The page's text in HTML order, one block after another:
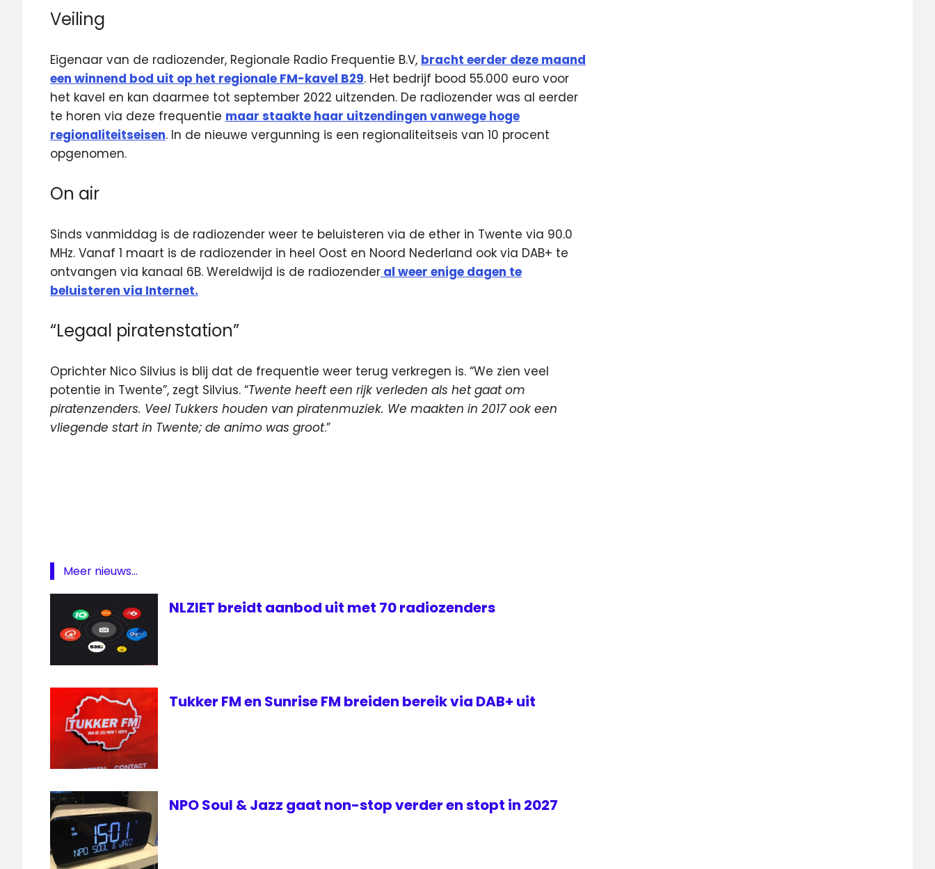
Veiling
Eigenaar van de radiozender, Regionale Radio Frequentie B.V, bracht eerder deze maand
een winnend bod uit op het regionale FM-kavel B29. Het bedrijf bood 55.000 euro voor
het kavel en kan daarmee tot september 2022 uitzenden. De radiozender was al eerder
te horen via deze frequentie maar staakte haar uitzendingen vanwege hoge
regionaliteitseisen. In de nieuwe vergunning is een regionaliteitseis van 10 procent
opgenomen.
On air
Sinds vanmiddag is de radiozender weer te beluisteren via de ether in Twente via 90.0
MHz. Vanaf 1 maart is de radiozender in heel Oost en Noord Nederland ook via DAB+ te
ontvangen via kanaal 6B. Wereldwijd is de radiozender al weer enige dagen te
beluisteren via Internet.
“Legaal piratenstation”
Oprichter Nico Silvius is blij dat de frequentie weer terug verkregen is. “We zien veel
potentie in Twente”, zegt Silvius. “Twente heeft een rijk verleden als het gaat om
piratenzenders. Veel Tukkers houden van piratenmuziek. We maakten in 2017 ook een
vliegende start in Twente; de animo was groot.”
FM
veiling
Meer nieuws...
NLZIET breidt aanbod uit met 70 radiozenders
Tukker FM en Sunrise FM breiden bereik via DAB+ uit
NPO Soul & Jazz gaat non-stop verder en stopt in 2027